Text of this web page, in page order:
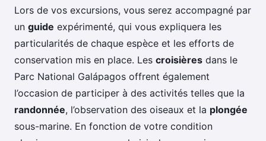
Lors de vos excursions, vous serez accompagné par
un guide expérimenté, qui vous expliquera les
particularités de chaque espèce et les efforts de
conservation mis en place. Les croisières dans le
Parc National Galápagos offrent également
l’occasion de participer à des activités telles que la
randonnée, l’observation des oiseaux et la plongée
sous-marine. En fonction de votre condition